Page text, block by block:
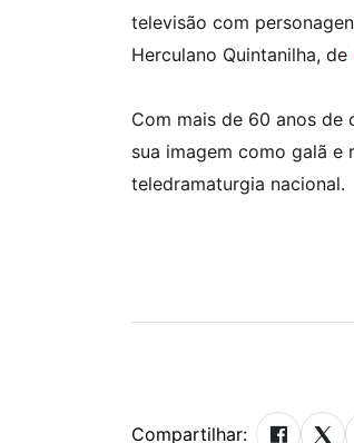
televisão com
Herculano Quintanilha, de
Com mais de 60 anos de
sua imagem como galã e
teledramaturgia nacional.
Compartilhar: